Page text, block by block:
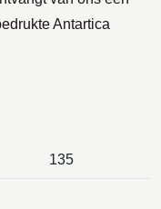
Antartica
135